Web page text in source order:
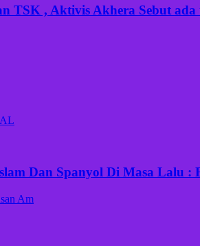
TSK , Aktivis Akhera Sebut
Dan Spanyol Di Masa Lalu :
Am